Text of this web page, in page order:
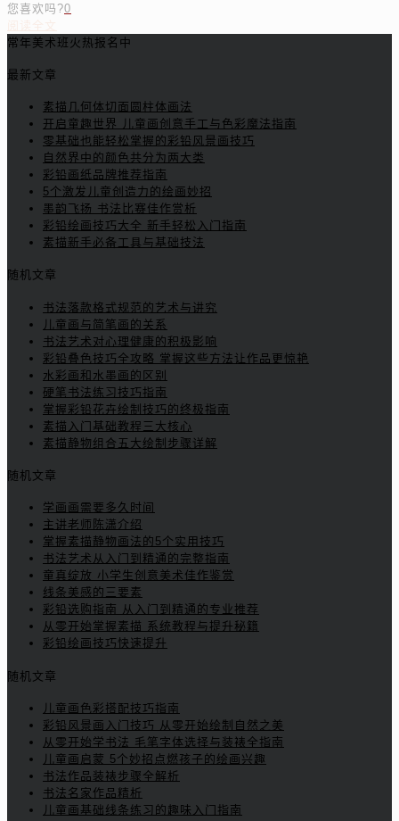
您喜欢吗?0
阅读全文
常年美术班火热报名中
最新文章
素描几何体切面圆柱体画法
开启童趣世界 儿童画创意手工与色彩魔法指南
零基础也能轻松掌握的彩铅风景画技巧
自然界中的颜色共分为两大类
彩铅画纸品牌推荐指南
5个激发儿童创造力的绘画妙招
墨韵飞扬 书法比赛佳作赏析
彩铅绘画技巧大全 新手轻松入门指南
素描新手必备工具与基础技法
随机文章
书法落款格式规范的艺术与讲究
儿童画与简笔画的关系
书法艺术对心理健康的积极影响
彩铅叠色技巧全攻略 掌握这些方法让作品更惊艳
水彩画和水墨画的区别
硬笔书法练习技巧指南
掌握彩铅花卉绘制技巧的终极指南
素描入门基础教程三大核心
素描静物组合五大绘制步骤详解
随机文章
学画画需要多久时间
主讲老师陈潇介绍
掌握素描静物画法的5个实用技巧
书法艺术从入门到精通的完整指南
童真绽放 小学生创意美术佳作鉴赏
线条美感的三要素
彩铅选购指南 从入门到精通的专业推荐
从零开始掌握素描 系统教程与提升秘籍
彩铅绘画技巧快速提升
随机文章
儿童画色彩搭配技巧指南
彩铅风景画入门技巧 从零开始绘制自然之美
从零开始学书法 毛笔字体选择与装裱全指南
儿童画启蒙 5个妙招点燃孩子的绘画兴趣
书法作品装裱步骤全解析
书法名家作品精析
儿童画基础线条练习的趣味入门指南